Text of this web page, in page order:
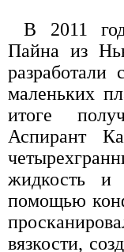
В 2011
Пайна из
разработали
маленьких
итоге
Аспирант
жидкость и
помощью
вязкости,